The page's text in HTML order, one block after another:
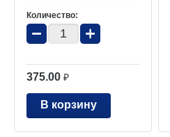
Количество:
− +
375.00 ₽
В корзину